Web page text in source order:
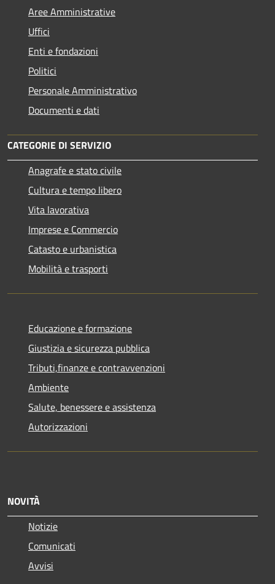
Aree Amministrative
Uffici
Enti e fondazioni
Politici
Personale Amministrativo
Documenti e dati
CATEGORIE DI SERVIZIO
Anagrafe e stato civile
Cultura e tempo libero
Vita lavorativa
Imprese e Commercio
Catasto e urbanistica
Mobilità e trasporti
Educazione e formazione
Giustizia e sicurezza pubblica
Tributi,finanze e contravvenzioni
Ambiente
Salute, benessere e assistenza
Autorizzazioni
NOVITÀ
Notizie
Comunicati
Avvisi